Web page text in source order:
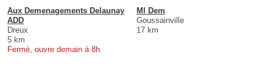
Aux Demenagements Delaunay
ADD
Dreux
5 km
Fermé, ouvre demain à 8h
Ml Dem
Goussainville
17 km